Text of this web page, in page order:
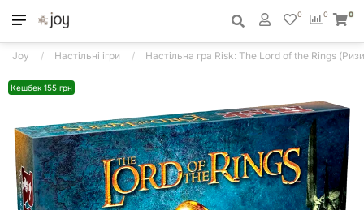
0
0 0
Joy Настільні ігри Настільна гра Risk: The Lord of the Rings
Кешбек 155 грн